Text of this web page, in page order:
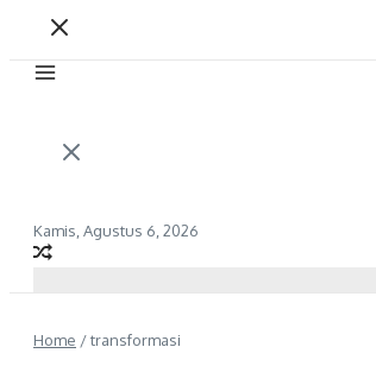
Kamis, Agustus 6, 2026
Home /transformasi